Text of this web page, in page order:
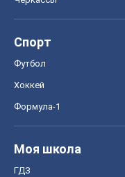
Спорт
Футбол
Хоккей
Формула-1
Моя школа
ГДЗ